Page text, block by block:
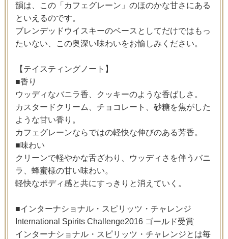
韻は、この「カフェグレーン」のほのかな甘さにある
といえるのです。
ブレンデッドウイスキーのベースとしてだけではもっ
たいない、この奥深い味わいをお愉しみください。
【テイスティングノート】
■香り
ウッディなバニラ香、クッキーのような香ばしさ。
カスタードクリーム、チョコレート、砂糖を焦がした
ような甘い香り。
カフェグレーンならではの軽快な伸びのある芳香。
■味わい
クリーンで軽やかな舌ざわり、ウッディさを伴うバニ
ラ、蜂蜜様の甘い味わい。
軽快なポディ感と共にすっきりと消えていく。
■インターナショナル・スピリッツ・チャレンジ
International Spirits Challenge2016 ゴールド受賞
インターナショナル・スピリッツ・チャレンジとは毎